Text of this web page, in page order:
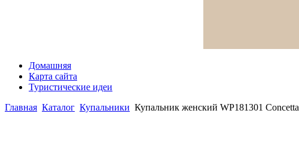
Домашняя
Карта сайта
Туристические идеи
Главная Каталог Купальники Купальник женский WP181301 Concetta